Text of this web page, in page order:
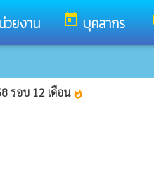
ยงาน today บุคลากร
รอบ 12 เดือน whatshot